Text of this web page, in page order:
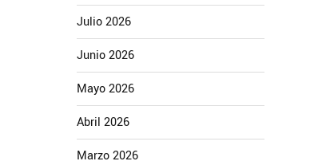
Julio 2026
Junio 2026
Mayo 2026
Abril 2026
Marzo 2026